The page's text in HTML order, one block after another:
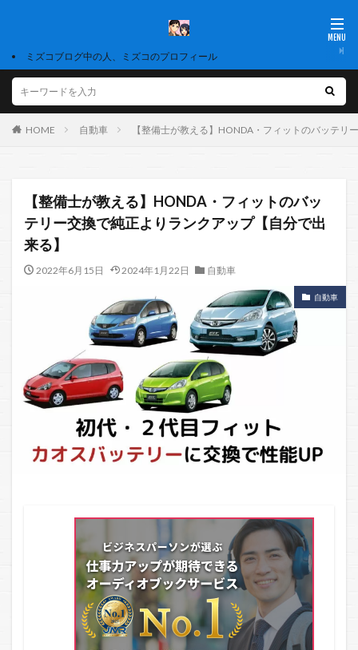
ミズコブログ中の人、ミズコのプロフィール
HOME 自動車 【整備士が教える】HONDA・フィットのバッテ
【整備士が教える】HONDA・フィットのバッ
テリー交換で純正よりランクアップ【自分で出
来る】
2022年6月15日 2024年1月22日 自動車
自動車